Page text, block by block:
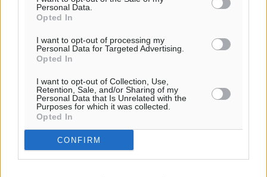
Personal Data.
Opted In
I want to opt-out of processing my
Personal Data for Targeted Advertising.
Opted In
I want to opt-out of Collection, Use,
Retention, Sale, and/or Sharing of my
Personal Data that Is Unrelated with the
Purposes for which it was collected.
Opted In
CONFIRM
Υπενθύμιση:
Για την μερική αναπαραγωγή της είδησης από άλλες
ιστοσελίδες είναι απαραίτητη η χρήση του παρακάτω
της Δημοκρατικής.
o καιρός τώρα: